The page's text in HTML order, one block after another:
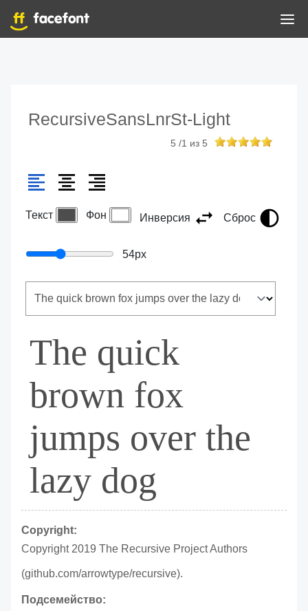
RecursiveSansLnrSt-Light
5 /1 из 5
Текст Фон Инверсия Сброс
54px
The quick
brown fox
jumps over the
lazy dog
Copyright:
Copyright 2019 The Recursive Project Authors
(github.com/arrowtype/recursive).
Подсемейство: